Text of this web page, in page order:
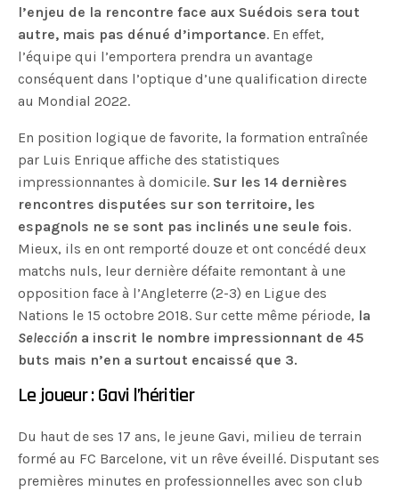
l’enjeu de la rencontre face aux Suédois sera tout
autre, mais pas dénué d’importance. En effet,
l’équipe qui l’emportera prendra un avantage
conséquent dans l’optique d’une qualification directe
au Mondial 2022.
En position logique de favorite, la formation entraînée
par Luis Enrique affiche des statistiques
impressionnantes à domicile. Sur les 14 dernières
rencontres disputées sur son territoire, les
espagnols ne se sont pas inclinés une seule fois.
Mieux, ils en ont remporté douze et ont concédé deux
matchs nuls, leur dernière défaite remontant à une
opposition face à l’Angleterre (2-3) en Ligue des
Nations le 15 octobre 2018. Sur cette même période, la
Selección a inscrit le nombre impressionnant de 45
buts mais n’en a surtout encaissé que 3.
Le joueur : Gavi l’héritier
Du haut de ses 17 ans, le jeune Gavi, milieu de terrain
formé au FC Barcelone, vit un rêve éveillé. Disputant ses
premières minutes en professionnelles avec son club